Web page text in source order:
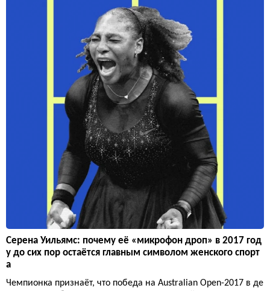
Серена Уильямс: почему её «микрофон дроп» в 2017 год
у до сих пор остаётся главным символом женского спорт
а
Чемпионка признаёт, что победа на Australian Open-2017 в де